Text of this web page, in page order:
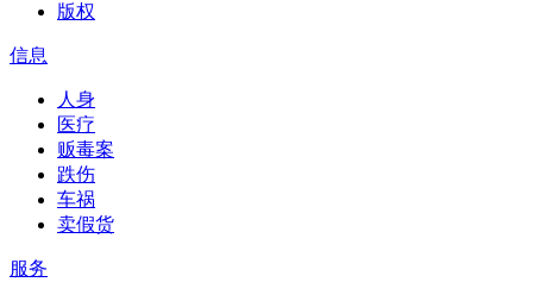
版权
信息
人身
医疗
贩毒案
跌伤
车祸
卖假货
服务